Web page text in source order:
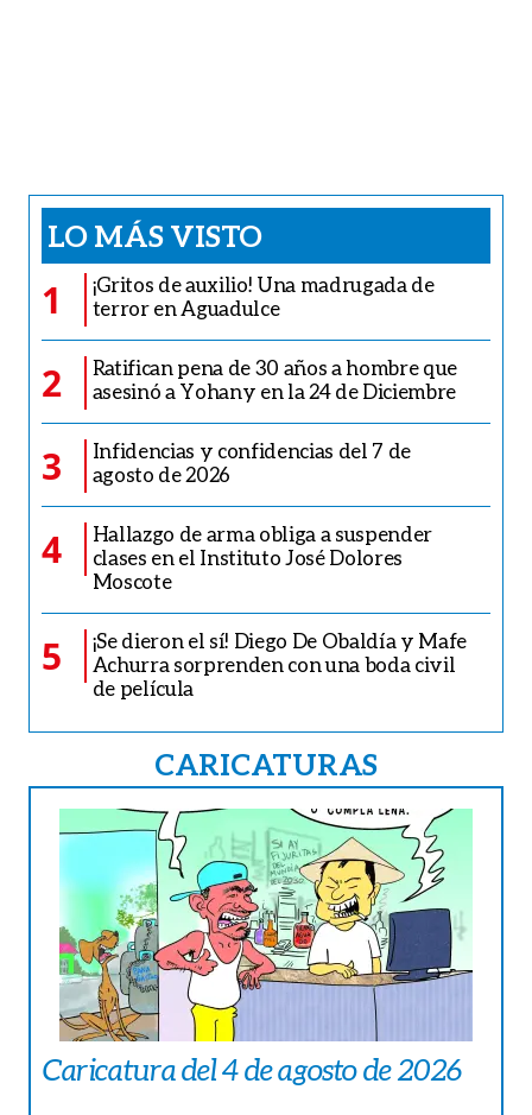
LO MÁS VISTO
1
¡Gritos de auxilio! Una madrugada de
terror en Aguadulce
2
Ratifican pena de 30 años a hombre que
asesinó a Yohany en la 24 de Diciembre
3
Infidencias y confidencias del 7 de
agosto de 2026
4
Hallazgo de arma obliga a suspender
clases en el Instituto José Dolores
Moscote
5
¡Se dieron el sí! Diego De Obaldía y Mafe
Achurra sorprenden con una boda civil
de película
CARICATURAS
Caricatura del 4 de agosto de 2026